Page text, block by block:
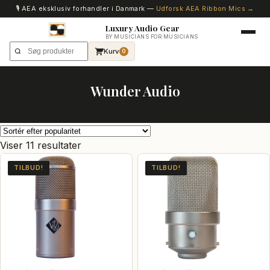
🎙️ AEA eksklusiv forhandler i Danmark — Udforsk AEA Ribbon Mics →
Luxury Audio Gear
BY MUSICIANS FOR MUSICIANS
Kurv 0
Wunder Audio
Viser 11 resultaterSorteret
TILBUD! TILBUD!